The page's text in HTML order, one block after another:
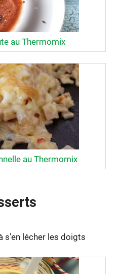
au Thermomix
au Thermomix
s’en lécher les doigts